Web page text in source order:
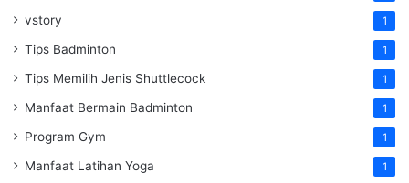
vstory 1
Tips Badminton 1
Tips Memilih Jenis Shuttlecock 1
Manfaat Bermain Badminton 1
Program Gym 1
Manfaat Latihan Yoga 1